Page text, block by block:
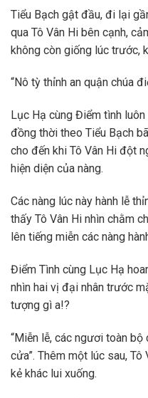
Tiểu Bạch gật đầu, đi lại
qua Tô Vân Hi bên cạnh,
không còn giống lúc trước,
“Nô tỳ thỉnh an quận chúa
Lục Hạ cùng Điểm tình
đồng thời theo Tiểu Bạch
cho đến khi Tô Vân Hi đột
hiện diện của nàng.
Các nàng lúc này hành lễ
thấy Tô Vân Hi nhìn chằm
lên tiếng miễn các nàng
Điểm Tình cùng Lục Hạ
nhìn hai vị đại nhân trước
tượng gì a!?
“Miễn lễ, các ngươi toàn
cửa”. Thêm một lúc sau,
kẻ khác lui xuống.